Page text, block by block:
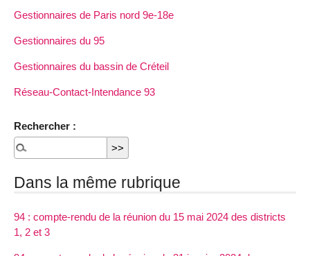
Gestionnaires de Paris nord 9e-18e
Gestionnaires du 95
Gestionnaires du bassin de Créteil
Réseau-Contact-Intendance 93
Rechercher :
Dans la même rubrique
94 : compte-rendu de la réunion du 15 mai 2024 des districts
1, 2 et 3